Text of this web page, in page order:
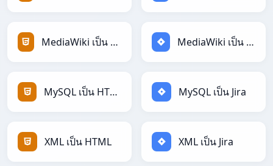
MediaWiki เป็น HTML MediaWiki เป็น Jira
MySQL เป็น HTML MySQL เป็น Jira
XML เป็น HTML XML เป็น Jira